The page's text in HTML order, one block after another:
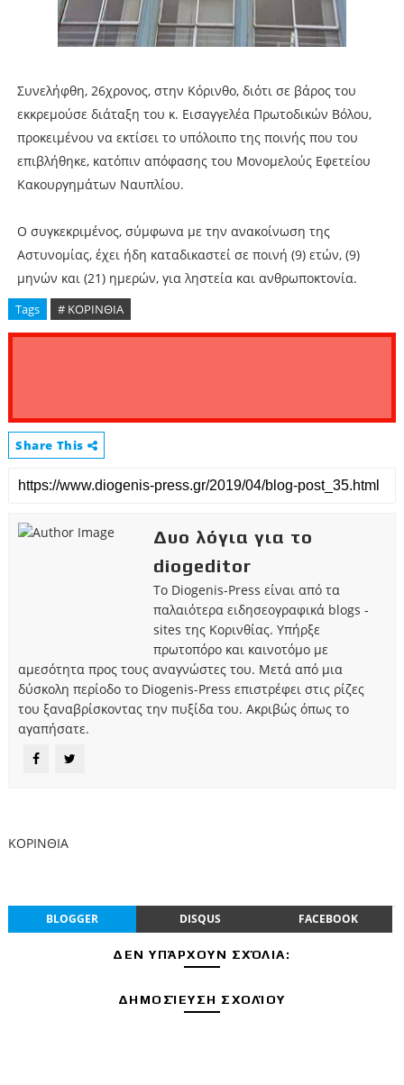
Συνελήφθη, 26χρονος, στην Κόρινθο, διότι σε βάρος του
εκκρεμούσε διάταξη του κ. Εισαγγελέα Πρωτοδικών Βόλου,
προκειμένου να εκτίσει το υπόλοιπο της ποινής που του
επιβλήθηκε, κατόπιν απόφασης του Μονομελούς Εφετείου
Κακουργημάτων Ναυπλίου.
Ο συγκεκριμένος, σύμφωνα με την ανακοίνωση της
Αστυνομίας, έχει ήδη καταδικαστεί σε ποινή (9) ετών, (9)
μηνών και (21) ημερών, για ληστεία και ανθρωποκτονία.
Tags # ΚΟΡΙΝΘΙΑ
Share This
Δυο λόγια για το
diogeditor
Το Diogenis-Press είναι από τα
παλαιότερα ειδησεογραφικά blogs -
sites της Κορινθίας. Υπήρξε
πρωτοπόρο και καινοτόμο με
αμεσότητα προς τους αναγνώστες του. Μετά από μια
δύσκολη περίοδο το Diogenis-Press επιστρέφει στις ρίζες
του ξαναβρίσκοντας την πυξίδα του. Ακριβώς όπως το
αγαπήσατε.
ΚΟΡΙΝΘΙΑ
BLOGGER DISQUS FACEBOOK
ΔΕΝ ΥΠΆΡΧΟΥΝ ΣΧΌΛΙΑ:
ΔΗΜΟΣΊΕΥΣΗ ΣΧΟΛΊΟΥ